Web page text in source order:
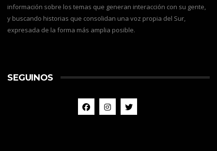
información sobre los temas que generan interacción con su gente,
y buscando historias que consolidan una voz propia del Sur,
expresada de la forma más amplia posible.
SEGUINOS